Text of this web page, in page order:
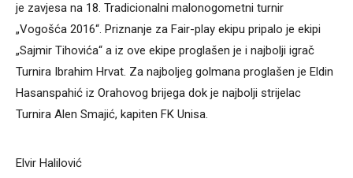
je zavjesa na 18. Tradicionalni malonogometni turnir
„Vogošća 2016“. Priznanje za Fair-play ekipu pripalo je ekipi
„Sajmir Tihovića“ a iz ove ekipe proglašen je i najbolji igrač
Turnira Ibrahim Hrvat. Za najboljeg golmana proglašen je Eldin
Hasanspahić iz Orahovog brijega dok je najbolji strijelac
Turnira Alen Smajić, kapiten FK Unisa.
Elvir Halilović